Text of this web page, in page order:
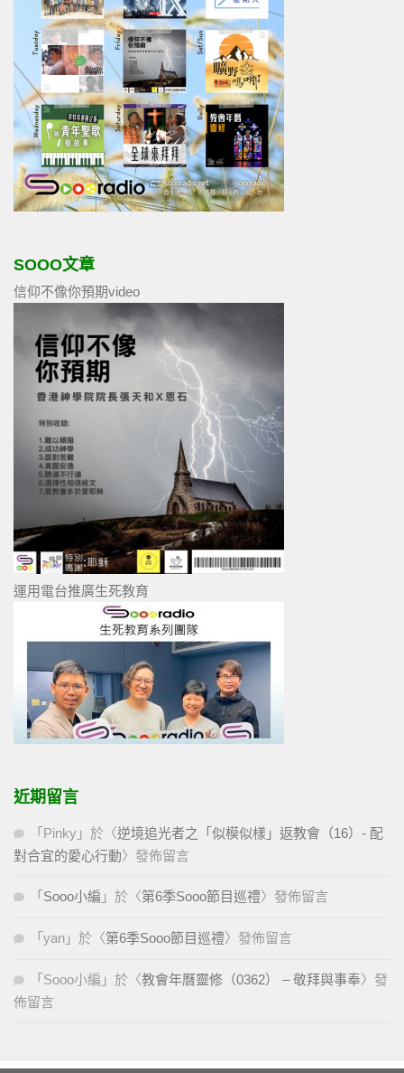
SOOO文章
信仰不像你預期video
運用電台推廣生死教育
近期留言
「 Pinky 」於〈逆境追光者之「似模似樣」返教會（16）- 配
對合宜的愛心行動〉發佈留言
「 Sooo小編 」於〈第6季Sooo節目巡禮〉發佈留言
「 yan 」於〈第6季Sooo節目巡禮〉發佈留言
「 Sooo小編 」於〈教會年曆靈修（0362） – 敬拜與事奉〉發
佈留言